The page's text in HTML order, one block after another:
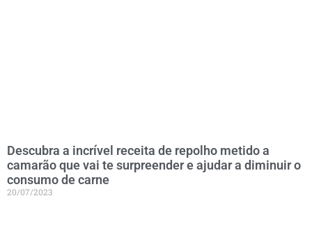
Descubra a incrível receita de repolho metido a
camarão que vai te surpreender e ajudar a diminuir o
consumo de carne
20/07/2023